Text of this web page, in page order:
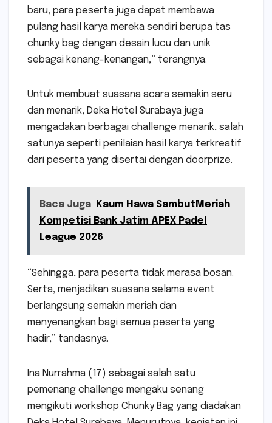
baru, para peserta juga dapat membawa
pulang hasil karya mereka sendiri berupa tas
chunky bag dengan desain lucu dan unik
sebagai kenang-kenangan,” terangnya.
Untuk membuat suasana acara semakin seru
dan menarik, Deka Hotel Surabaya juga
mengadakan berbagai challenge menarik, salah
satunya seperti penilaian hasil karya terkreatif
dari peserta yang disertai dengan doorprize.
Baca Juga
Kaum Hawa SambutMeriah
Kompetisi Bank Jatim APEX Padel
League 2026
“Sehingga, para peserta tidak merasa bosan.
Serta, menjadikan suasana selama event
berlangsung semakin meriah dan
menyenangkan bagi semua peserta yang
hadir,” tandasnya.
Ina Nurrahma (17) sebagai salah satu
pemenang challenge mengaku senang
mengikuti workshop Chunky Bag yang diadakan